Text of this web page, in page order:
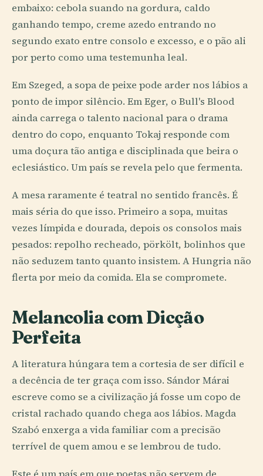
embaixo: cebola suando na gordura, caldo
ganhando tempo, creme azedo entrando no
segundo exato entre consolo e excesso, e o pão ali
por perto como uma testemunha leal.
Em Szeged, a sopa de peixe pode arder nos lábios a
ponto de impor silêncio. Em Eger, o Bull's Blood
ainda carrega o talento nacional para o drama
dentro do copo, enquanto Tokaj responde com
uma doçura tão antiga e disciplinada que beira o
eclesiástico. Um país se revela pelo que fermenta.
A mesa raramente é teatral no sentido francês. É
mais séria do que isso. Primeiro a sopa, muitas
vezes límpida e dourada, depois os consolos mais
pesados: repolho recheado, pörkölt, bolinhos que
não seduzem tanto quanto insistem. A Hungria não
flerta por meio da comida. Ela se compromete.
Melancolia com Dicção
Perfeita
A literatura húngara tem a cortesia de ser difícil e
a decência de ter graça com isso. Sándor Márai
escreve como se a civilização já fosse um copo de
cristal rachado quando chega aos lábios. Magda
Szabó enxerga a vida familiar com a precisão
terrível de quem amou e se lembrou de tudo.